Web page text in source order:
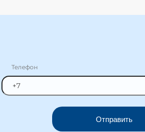
Телефон
Отправить